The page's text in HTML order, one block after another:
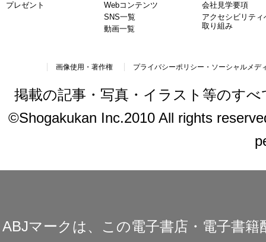
プレゼント
Webコンテンツ
SNS一覧
動画一覧
会社見学要項
アクセシビリティ
取り組み
画像使用・著作権 プライバシーポリシー・ソーシャルメデ
掲載の記事・写真・イラスト等のす
©Shogakukan Inc.2010 All rights
ABJマークは、この電子書店・電子書